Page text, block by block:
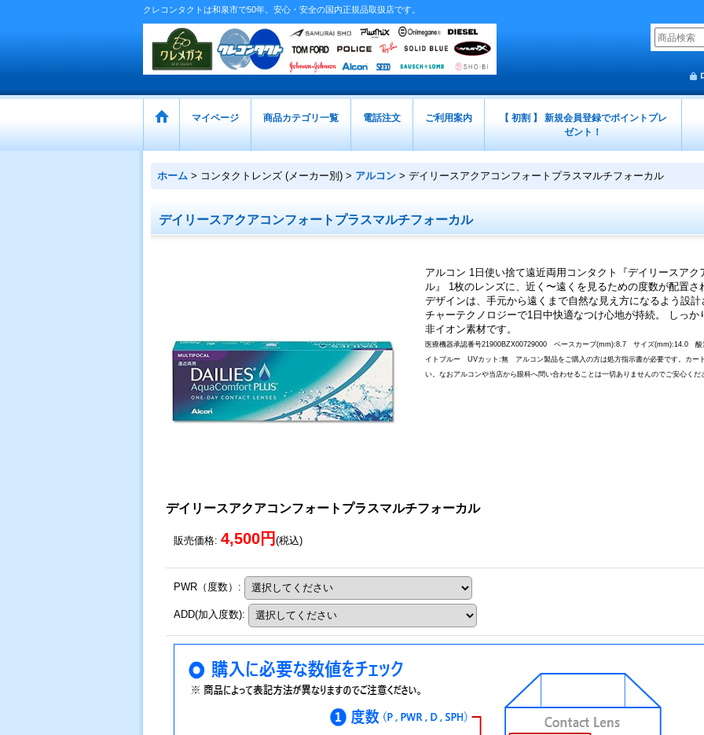
クレコンタクトは和泉市で50年。安心・安全の国内正規品取扱店です。
マイページ 商品カテゴリ一覧 電話注文 ご利用案内
【 初割 】 新規会員登録でポイントプレ
ゼント！
ホーム > コンタクトレンズ (メーカー別) > アルコン > デイリースアクアコンフォートプラスマルチフォーカル
デイリースアクアコンフォートプラスマルチフォーカル
アルコン 1日使い捨て遠近両用コンタクト『デイリースア
ル』 1枚のレンズに、近く〜遠くを見るための度数が配置
デザインは、手元から遠くまで自然な見え方になるよう設
チャーテクノロジーで1日中快適なつけ心地が持続。 しっ
非イオン素材です。
医療機器承認番号21900BZX00729000 ベースカーブ(mm):8.7 サイズ(mm):14.0
イトブルー UVカット:無 アルコン製品をご購入の方は処方指示書が必要です。カー
い。なおアルコンや当店から眼科へ問い合わせることは一切ありませんのでご安心くだ
デイリースアクアコンフォートプラスマルチフォーカル
販売価格: 4,500円 (税込)
PWR（度数） :
ADD(加入度数):